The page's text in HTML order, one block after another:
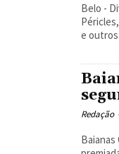
Belo - Divulgação. No dia 17
e outros
Redação
Baianas Ozadas -